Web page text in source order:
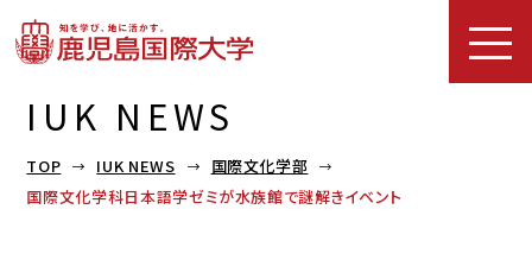
IUK NEWS
TOP IUK NEWS
国際文化学部
国際文化学科日本語学ゼミが水族館で謎解きイベント